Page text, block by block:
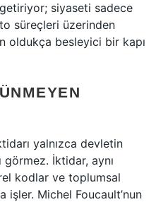
getiriyor; siyaseti sadece
süreçleri üzerinden
oldukça besleyici bir kapı
yalnızca devletin
görmez. İktidar, aynı
kodlar ve toplumsal
işler. Michel Foucault’nun